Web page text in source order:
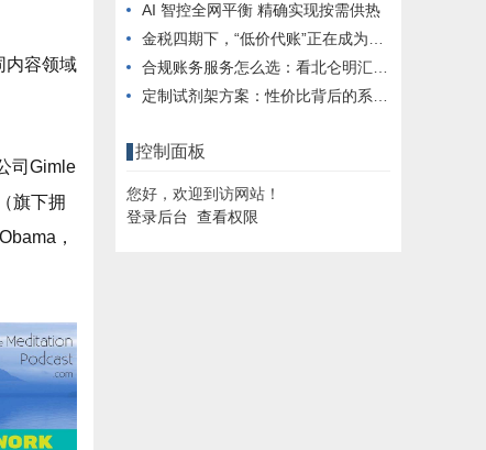
内容领域
司Gimle
旗下拥
，
AI 智控全网平衡 精确实现按需供热
金税四期下，“低价代账”正在成为企业的“定时炸弹”
合规账务服务怎么选：看北仑明汇从信用架构视角看专业门槛
定制试剂架方案：性价比背后的系统逻辑
控制面板
您好，欢迎到访网站！
登录后台 查看权限